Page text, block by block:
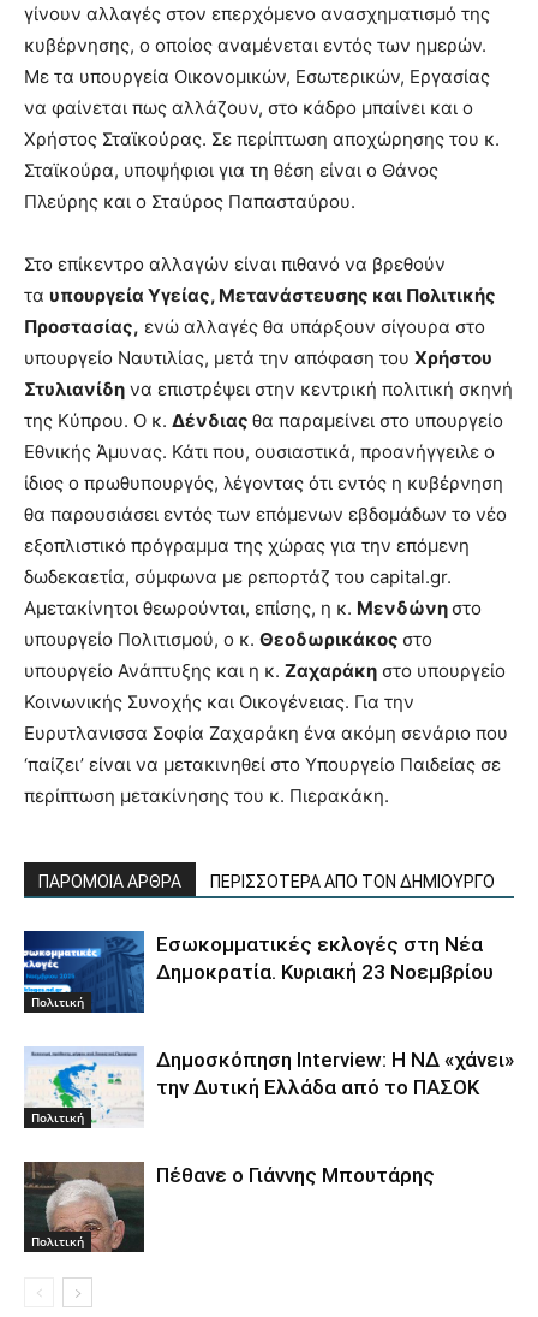
γίνουν αλλαγές στον επερχόμενο ανασχηματισμό της
κυβέρνησης, ο οποίος αναμένεται εντός των ημερών.
Με τα υπουργεία Οικονομικών, Εσωτερικών, Εργασίας
να φαίνεται πως αλλάζουν, στο κάδρο μπαίνει και ο
Χρήστος Σταϊκούρας. Σε περίπτωση αποχώρησης του κ.
Σταϊκούρα, υποψήφιοι για τη θέση είναι ο Θάνος
Πλεύρης και ο Σταύρος Παπασταύρου.
Στο επίκεντρο αλλαγών είναι πιθανό να βρεθούν
τα υπουργεία Υγείας, Μετανάστευσης και Πολιτικής
Προστασίας, ενώ αλλαγές θα υπάρξουν σίγουρα στο
υπουργείο Ναυτιλίας, μετά την απόφαση του Χρήστου
Στυλιανίδη να επιστρέψει στην κεντρική πολιτική σκηνή
της Κύπρου. Ο κ. Δένδιας θα παραμείνει στο υπουργείο
Εθνικής Άμυνας. Κάτι που, ουσιαστικά, προανήγγειλε ο
ίδιος ο πρωθυπουργός, λέγοντας ότι εντός η κυβέρνηση
θα παρουσιάσει εντός των επόμενων εβδομάδων το νέο
εξοπλιστικό πρόγραμμα της χώρας για την επόμενη
δωδεκαετία, σύμφωνα με ρεπορτάζ του capital.gr.
Αμετακίνητοι θεωρούνται, επίσης, η κ. Μενδώνη στο
υπουργείο Πολιτισμού, ο κ. Θεοδωρικάκος στο
υπουργείο Ανάπτυξης και η κ. Ζαχαράκη στο υπουργείο
Κοινωνικής Συνοχής και Οικογένειας. Για την
Ευρυτλανισσα Σοφία Ζαχαράκη ένα ακόμη σενάριο που
‘παίζει’ είναι να μετακινηθεί στο Υπουργείο Παιδείας σε
περίπτωση μετακίνησης του κ. Πιερακάκη.
ΠΑΡΟΜΟΙΑ ΑΡΘΡΑ ΠΕΡΙΣΣΟΤΕΡΑ ΑΠΟ ΤΟΝ ΔΗΜΙΟΥΡΓΟ
Πολιτική
Εσωκομματικές εκλογές στη Νέα
Δημοκρατία. Κυριακή 23 Νοεμβρίου
Πολιτική
Δημοσκόπηση Interview: Η ΝΔ «χάνει»
την Δυτική Ελλάδα από το ΠΑΣΟΚ
Πολιτική
Πέθανε ο Γιάννης Μπουτάρης